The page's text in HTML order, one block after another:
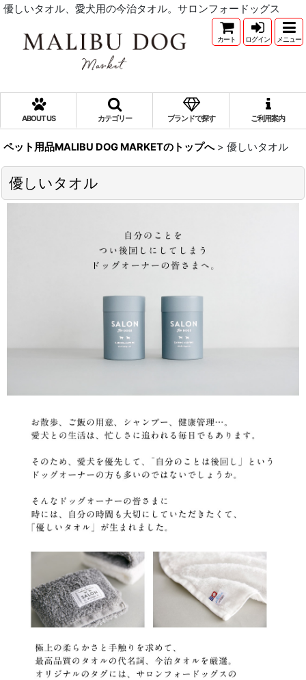
優しいタオル、愛犬用の今治タオル。サロンフォードッグス
カート ログイン メニュー
ABOUT US カテゴリー ブランドで探す ご利用案内
ペット用品MALIBU DOG MARKETのトップへ > 優しいタオル
優しいタオル